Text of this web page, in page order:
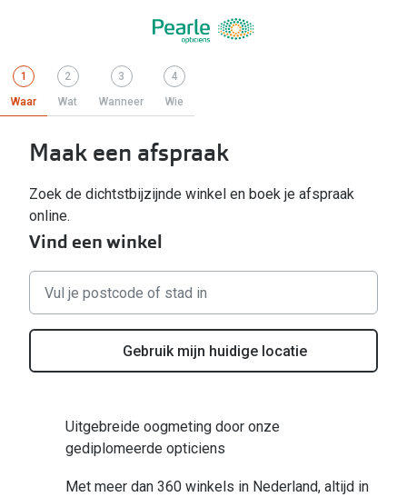
1Stap
1
Waar
.
Actief
2Stap
2
Wat
3Stap
3
Wanneer
4Stap
4
Wie
Maak een afspraak
Zoek de dichtstbijzijnde winkel en boek je afspraak
online.
Vind een winkel
Geen
resultaten
gevonden,
down
huidige
locatie
Gebruik mijn huidige locatie
Uitgebreide oogmeting door onze
gediplomeerde opticiens
Met meer dan 360 winkels in Nederland, altijd in